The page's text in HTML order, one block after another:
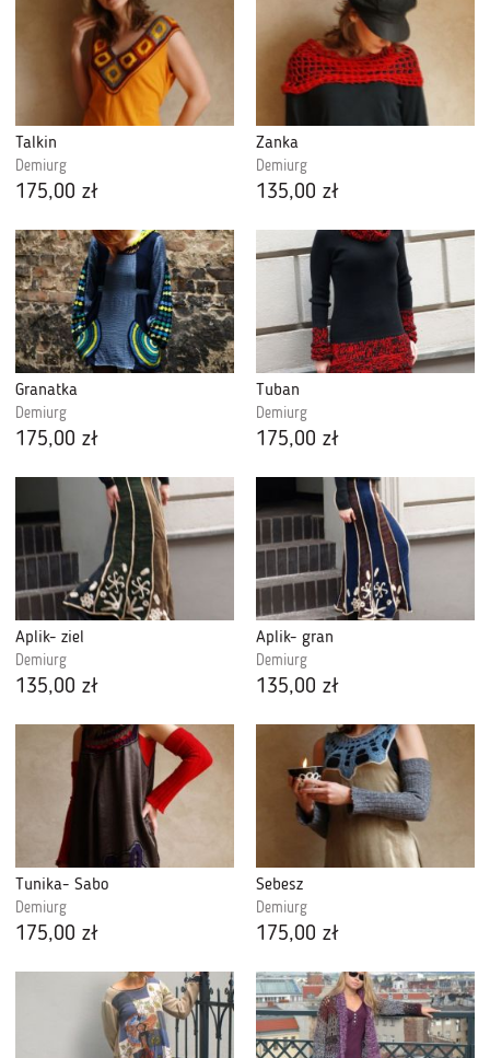
Talkin
Demiurg
175,00 zł
Zanka
Demiurg
135,00 zł
Granatka
Demiurg
175,00 zł
Tuban
Demiurg
175,00 zł
Aplik- ziel
Demiurg
135,00 zł
Aplik- gran
Demiurg
135,00 zł
Tunika- Sabo
Demiurg
175,00 zł
Sebesz
Demiurg
175,00 zł